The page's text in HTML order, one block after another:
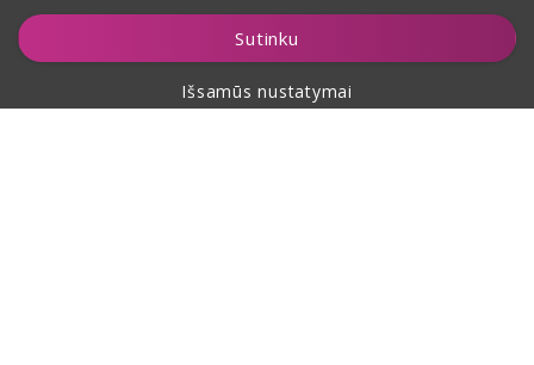
Sutinku
Išsamūs nustatymai
Įdėti į krepšelį